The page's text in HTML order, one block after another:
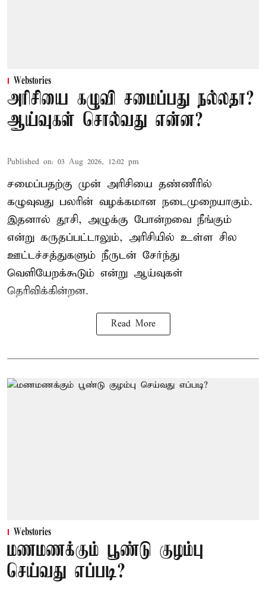
Webstories
அரிசியை கழுவி சமைப்பது நல்லதா?
ஆய்வுகள் சொல்வது என்ன?
Published on: 03 Aug 2026, 12:02 pm
சமைப்பதற்கு முன் அரிசியை தண்ணீரில்
கழுவுவது பலரின் வழக்கமான நடைமுறையாகும்.
இதனால் தூசி, அழுக்கு போன்றவை நீங்கும்
என்று கருதப்பட்டாலும், அரிசியில் உள்ள சில
ஊட்டச்சத்துகளும் நீருடன் சேர்ந்து
வெளியேறக்கூடும் என்று ஆய்வுகள்
தெரிவிக்கின்றன.
Read More
Webstories
மணமணக்கும் பூண்டு குழம்பு
செய்வது எப்படி?